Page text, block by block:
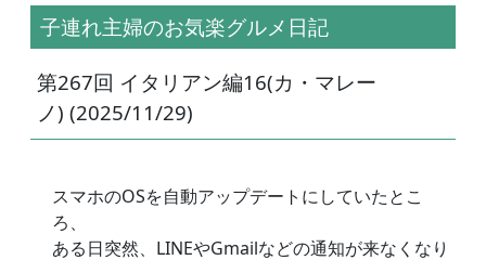
子連れ主婦のお気楽グルメ日記
第267回 イタリアン編16(カ・マレー
ノ) (2025/11/29)
スマホのOSを自動アップデートにしていたとこ
ろ、
ある日突然、LINEやGmailなどの通知が来なくなり